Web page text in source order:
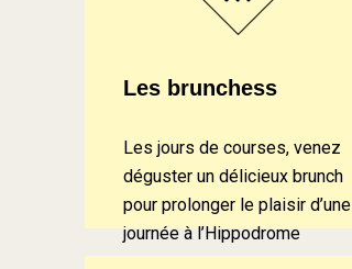
Les brunchess
Les jours de courses, venez
déguster un délicieux brunch
pour prolonger le plaisir d’une
journée à l’Hippodrome